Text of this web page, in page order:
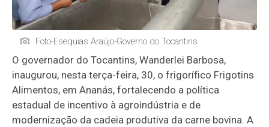
Foto-Esequias Araújo-Governo do Tocantins
O governador do Tocantins, Wanderlei Barbosa,
inaugurou, nesta terça-feira, 30, o frigorífico Frigotins
Alimentos, em Ananás, fortalecendo a política
estadual de incentivo à agroindústria e de
modernização da cadeia produtiva da carne bovina. A